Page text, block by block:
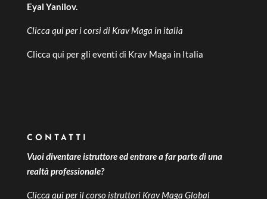
Eyal Yanilov.
Clicca qui per icorsi di Krav Maga in italia
Clicca qui per gli eventi di Krav Maga in Italia
CONTATTI
Vuoi diventare istruttore ed entrare a far parte di una
realtà professionale?
Clicca qui per ilcorso istruttori Krav Maga Global